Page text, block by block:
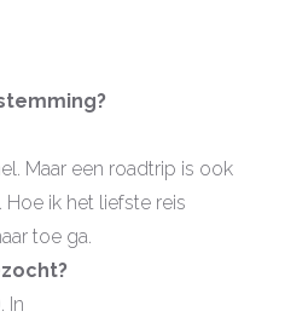
Maar een roadtrip is ook
Hoe ik het liefste reis
toe ga.
In